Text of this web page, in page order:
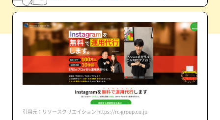
引用元：リソースクリエイション https://rc-group.co.jp